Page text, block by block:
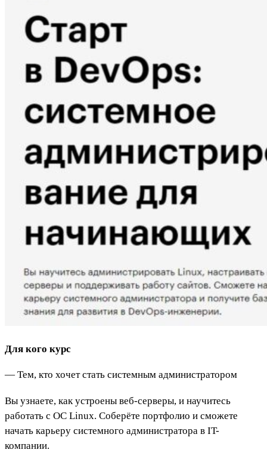
Для кого курс
— Тем, кто хочет стать системным администратором
Вы узнаете, как устроены веб-серверы, и научитесь
работать с ОС Linux. Соберёте портфолио и сможете
начать карьеру системного администратора в IT-
компании.